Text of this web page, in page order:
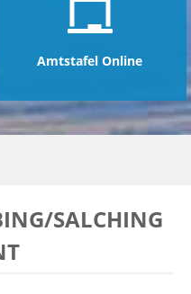
Amtstafel Online
SALCHING